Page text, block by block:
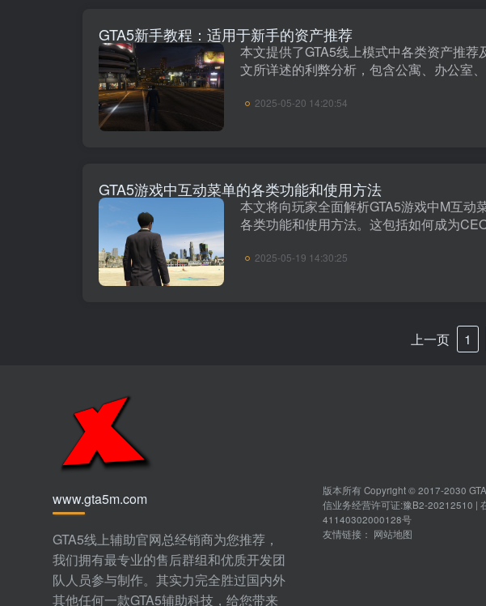
GTA5新手教程：适用于新手的资产推荐
本文提供了GTA5线上模式中各类资产推荐
文所详述的利弊分析，包含公寓、办公室
库、改装铺以及回收站的选择指南。 文章依
2025-05-20 14:20:54
GTA5游戏中互动菜单的各类功能和使用方法
本文将向玩家全面解析GTA5游戏中M互动
各类功能和使用方法。这包括如何成为
外貌和配饰，如何控制个人载具，如何呼叫
2025-05-19 14:30:25
上一页 1
www.gta5m.com
GTA5线上辅助官网总经销商为您推荐，
我们拥有最专业的售后群组和优质开发团
队人员参与制作。其实力完全胜过国内外
其他任何一款GTA5辅助科技，给您带来
版本所有 Copyright © 2017-2030
信业务经营许可证:豫B2-20212510 |
41140302000128号
友情链接： 网站地图